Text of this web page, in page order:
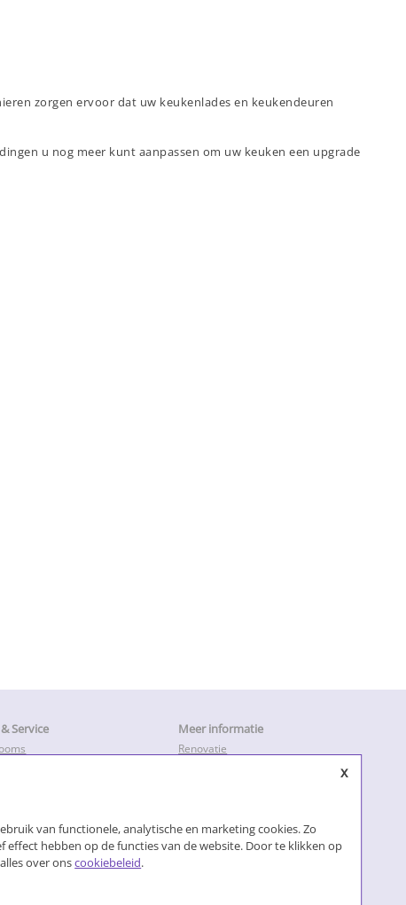
x
van functionele, analytische en marketing cookies. Zo
hebben op de functies van de website. Door te klikken op
over onscookiebeleid.
zorgen ervoor dat uw keukenlades en keukendeuren
u nog meer kunt aanpassen om uw keuken een upgrade
Service Meer informatie
Renovatie
Kosten keukenrenovatie
Losse keukendeurtjes